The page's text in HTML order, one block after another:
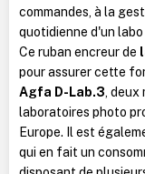
commandes, à la
quotidienne d'un
Ce ruban encreur de
pour assurer cette
Agfa D-Lab.3, deux
laboratoires photo
Europe. Il est
qui en fait un